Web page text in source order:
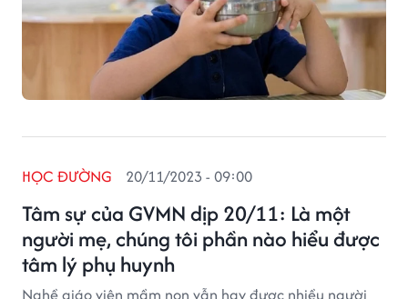
Tâm sự của GVMN dịp 20/11: Là một
người mẹ, chúng tôi phần nào hiểu được
tâm lý phụ huynh
HỌC ĐƯỜNG 20/11/2023 - 09:00
Nghề giáo viên mầm non vẫn hay được nhiều người